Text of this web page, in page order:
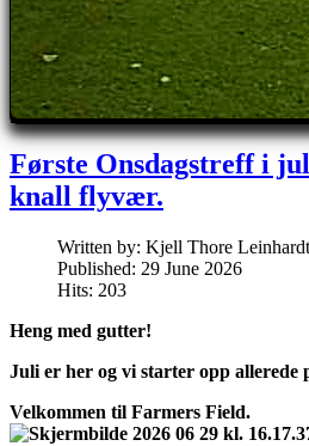
Første Onsdagstreff i
knall flyvær.
Written by: Kjell Thore Leinhardt
Published: 29 June 2026
Hits: 203
Heng med gutter!
Juli er her og vi starter opp allerede
Velkommen til Farmers Field.